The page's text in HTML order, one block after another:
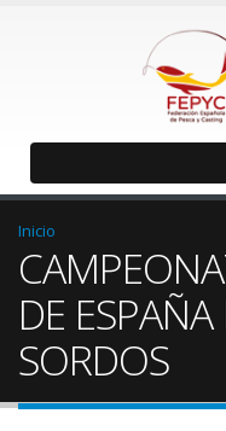
Inicio
DE
SORDOS